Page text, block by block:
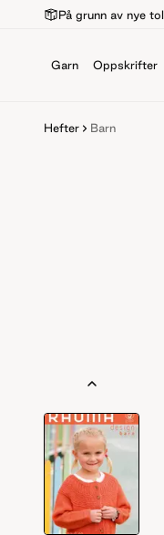
På grunn av nye
Garn Oppskrifter
Hefter Barn